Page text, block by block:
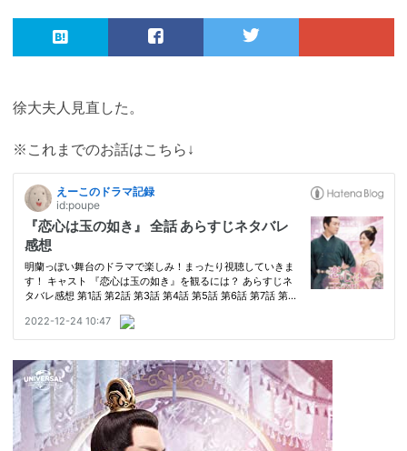
徐大夫人見直した。
※これまでのお話はこちら↓